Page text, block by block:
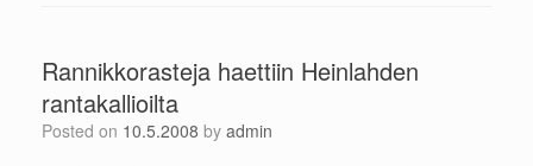
Rannikkorasteja haettiin Heinlahden
rantakallioilta
Posted on 10.5.2008 by admin